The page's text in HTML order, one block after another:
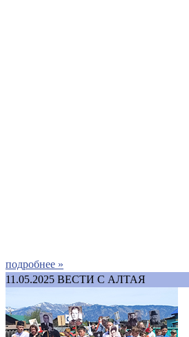
подробнее »
11.05.2025 ВЕСТИ С АЛТАЯ